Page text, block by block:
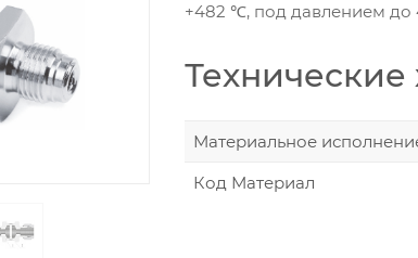
+482 ℃, под давлением до
Технические
Материальное
Код Материал